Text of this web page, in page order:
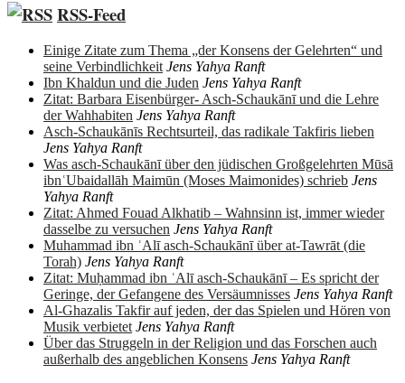
RSS-Feed
Einige Zitate zum Thema „der Konsens der Gelehrten“ und
seine Verbindlichkeit Jens Yahya Ranft
Ibn Khaldun und die Juden Jens Yahya Ranft
Zitat: Barbara Eisenbürger- Asch-Schaukānī und die Lehre
der Wahhabiten Jens Yahya Ranft
Asch-Schaukānīs Rechtsurteil, das radikale Takfiris lieben
Jens Yahya Ranft
Was asch-Schaukānī über den jüdischen Großgelehrten Mūsā
ibnʿUbaidallāh Maimūn (Moses Maimonides) schrieb Jens
Yahya Ranft
Zitat: Ahmed Fouad Alkhatib – Wahnsinn ist, immer wieder
dasselbe zu versuchen Jens Yahya Ranft
Muhammad ibn ʿAlī asch-Schaukānī über at-Tawrāt (die
Torah) Jens Yahya Ranft
Zitat: Muḥammad ibn ʿAlī asch-Schaukānī – Es spricht der
Geringe, der Gefangene des Versäumnisses Jens Yahya Ranft
Al-Ghazalis Takfir auf jeden, der das Spielen und Hören von
Musik verbietet Jens Yahya Ranft
Über das Struggeln in der Religion und das Forschen auch
außerhalb des angeblichen Konsens Jens Yahya Ranft